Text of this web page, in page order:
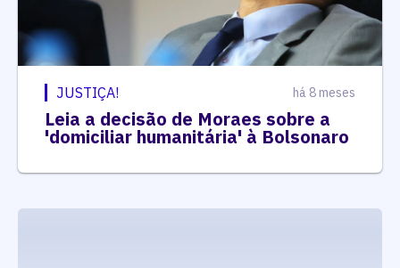
JUSTIÇA! há 8 meses
Leia a decisão de Moraes sobre a
'domiciliar humanitária' à Bolsonaro